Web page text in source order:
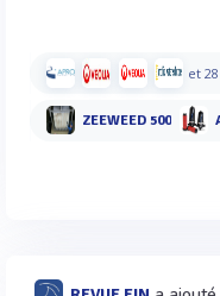
et
ZEEWEED 500